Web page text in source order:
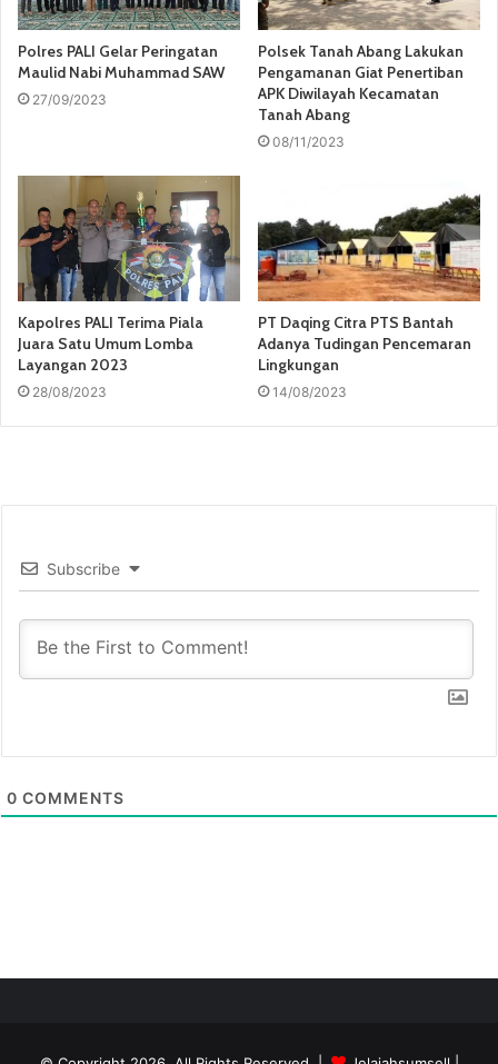
Polres PALI Gelar Peringatan
Maulid Nabi Muhammad SAW
27/09/2023
Polsek Tanah Abang Lakukan
Pengamanan Giat Penertiban
APK Diwilayah Kecamatan
Tanah Abang
08/11/2023
Kapolres PALI Terima Piala
Juara Satu Umum Lomba
Layangan 2023
28/08/2023
PT Daqing Citra PTS Bantah
Adanya Tudingan Pencemaran
Lingkungan
14/08/2023
Subscribe
0 COMMENTS